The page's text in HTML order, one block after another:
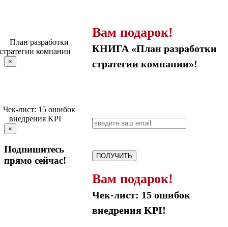
Вам подарок!
КНИГА «План разработки
стратегии компании»!
ПОЛУЧИТЬ
×
Вам подарок!
Чек-лист: 15 ошибок
внедрения KPI!
×
Подпишитесь
прямо сейчас!